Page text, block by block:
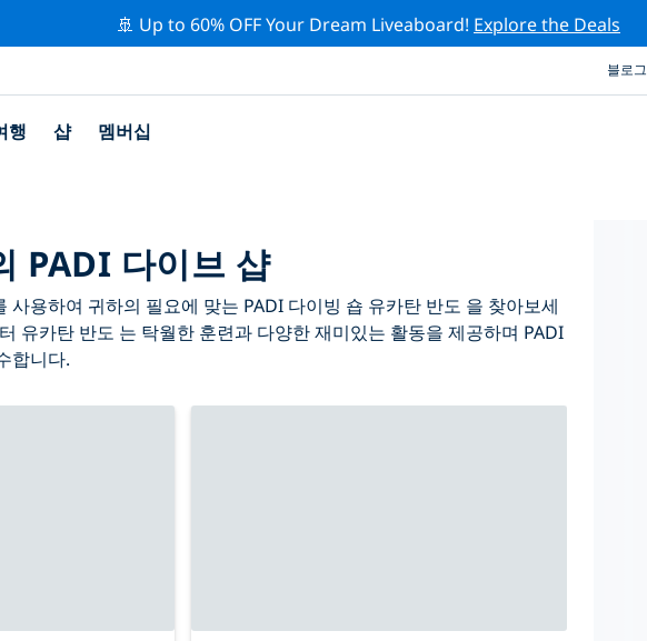
🚢 Up to 60% OFF Your Dream Liveaboard! Explore the Deals
블로그
행 샵 멤버십
PADI 다이브 샵
사용하여 귀하의 필요에 맞는 PADI 다이빙 숍 유카탄 반도 을 찾아보세
유카탄 반도 는 탁월한 훈련과 다양한 재미있는 활동을 제공하며 PADI
합니다.